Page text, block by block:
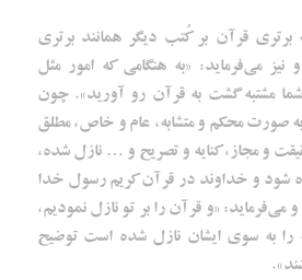
قرآن بر کُتب دیگر همانند برتری
می‌فرماید: «به هنگامی که امور مثل
مشتبه گشت به قرآن رو آورید». چون
صورت محکم و متشابه، عام و خاص، مطلق
و مجاز، کنایه و تصریح و … نازل شده،
شود و خداوند در قرآن کریم رسول خدا
می‌فرماید: «و قرآن را بر تو نازل نمودیم،
به سوی ایشان نازل شده است توضیح